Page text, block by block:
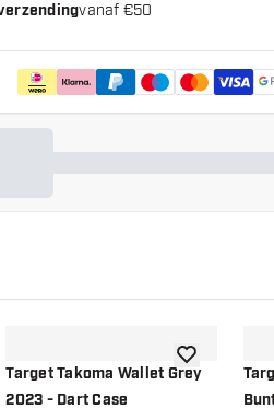
vanaf €50
aan verlanglijst
Target Takoma Wallet Grey
2023 - Dart Case
toevoegen